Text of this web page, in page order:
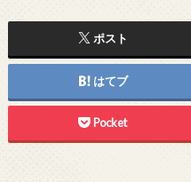
ポスト
はてブ
Pocket